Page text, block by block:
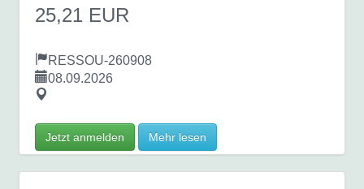
25,21 EUR
RESSOU-260908
08.09.2026
Jetzt anmelden Mehr lesen